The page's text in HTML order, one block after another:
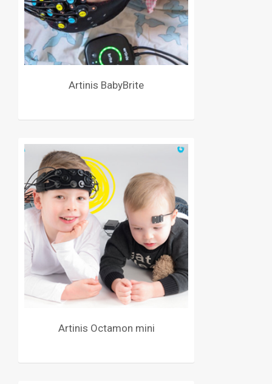
Artinis BabyBrite
Artinis Octamon mini